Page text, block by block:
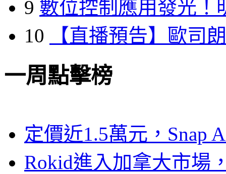
9 數位控制應用發光！
10
【直播預告】歐司
一周點擊榜
定價近1.5萬元，Snap
Rokid進入加拿大市場